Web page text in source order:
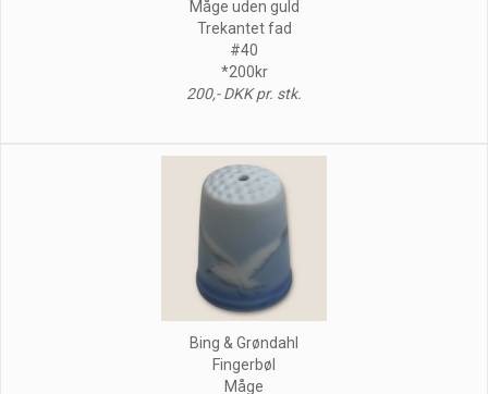
Måge uden guld
Trekantet fad
#40
*200kr
200,- DKK pr. stk.
Bing & Grøndahl
Fingerbøl
Måge